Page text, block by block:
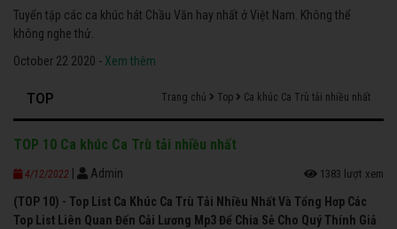
Tuyển tập các ca khúc hát Chầu Văn hay nhất ở Việt Nam. Không thể
không nghe thử.
October 22 2020 - Xem thêm
TOP Trang chủ Top Ca khúc Ca Trù tải nhiều nhất
TOP 10 Ca khúc Ca Trù tải nhiều nhất
4/12/2022 Admin 1383 lượt xem
(TOP 10) - Top List Ca Khúc Ca Trù Tải Nhiều Nhất Và Tổng Hơp Các
Top List Liên Quan Đến Cải Lương Mp3 Để Chia Sẻ Cho Quý Thính Giả